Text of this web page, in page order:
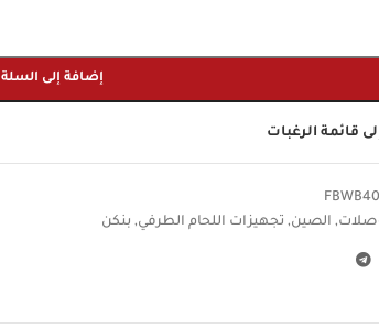
إضافة إلى السلة
قائمة الرغبات
, الصين, تجهيزات اللحام الطرفي, بنكن